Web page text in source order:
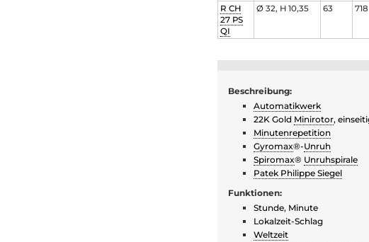
R CH
27 PS
QI
Ø 32, H 10,35 63 718
Beschreibung:
Automatikwerk
22K Gold Minirotor,
Minutenrepetition
Gyromax®-Unruh
Spiromax® Unruhspirale
Patek Philippe Siegel
Funktionen:
Stunde, Minute
Lokalzeit-Schlag
Weltzeit